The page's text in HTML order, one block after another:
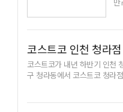
아
롯
메
투
하
교
나
양
각
용
코스트코 인천 청라
코스트코가 내년 하반기 인천
구 청라동에서 코스트코 청라
746㎡에 약 900억원을 투자,
는 코스트코는 세계 853개